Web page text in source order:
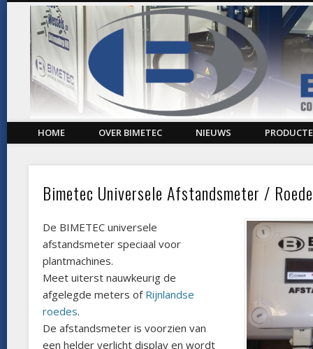
CONSTRUCTION, INNOVATION & ENGINEERING
HOME OVER BIMETEC NIEUWS
Bimetec Universele Afstandsmeter /
De BIMETEC universele
afstandsmeter speciaal voor
plantmachines.
Meet uiterst nauwkeurig de
afgelegde meters of Rijnlandse
roedes.
De afstandsmeter is voorzien van
een helder verlicht display en wordt